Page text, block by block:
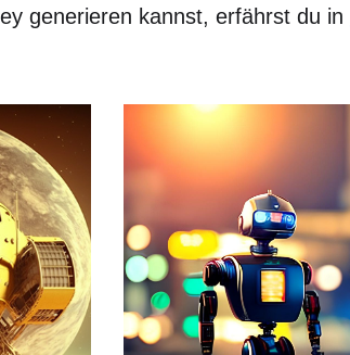
generieren kannst, erfährst du in